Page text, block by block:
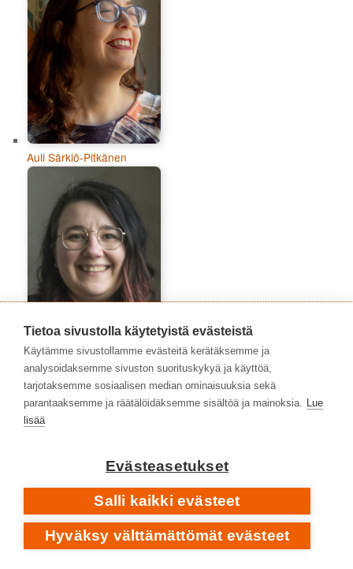
Auli Särkiö-Pitkänen
Azra Arnautović
Tietoa sivustolla käytetyistä evästeistä
Käytämme sivustollamme evästeitä kerätäksemme ja
analysoidaksemme sivuston suorituskykyä ja käyttöä,
tarjotaksemme sosiaalisen median ominaisuuksia sekä
parantaaksemme ja räätälöidäksemme sisältöä ja mainoksia. Lue
lisää
Evästeasetukset
Salli kaikki evästeet
Hyväksy välttämättömät evästeet